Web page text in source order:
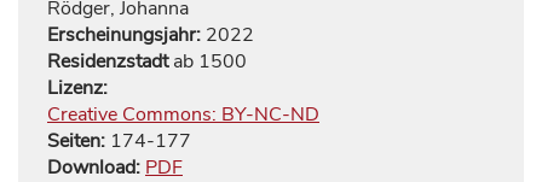
Rödger, Johanna
Erscheinungsjahr: 2022
Residenzstadtab 1500
Lizenz:
Creative Commons: BY-NC-ND
Seiten: 174-177
Download: PDF